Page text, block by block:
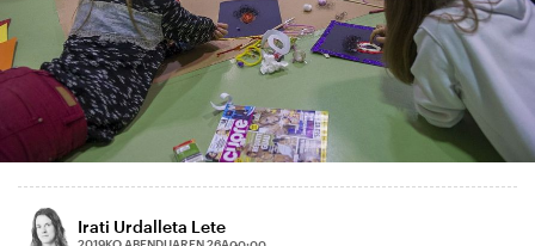
Irati Urdalleta Lete